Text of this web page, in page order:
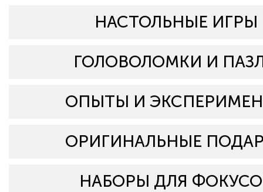
НАСТОЛЬНЫЕ ИГРЫ
ГОЛОВОЛОМКИ И
ОПЫТЫ И
ОРИГИНАЛЬНЫЕ
НАБОРЫ ДЛЯ